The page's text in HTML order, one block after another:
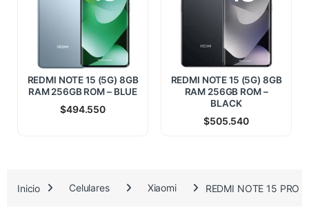
REDMI NOTE 15 (5G) 8GB
RAM 256GB ROM – BLUE
$494.550
REDMI NOTE 15 (5G) 8GB
RAM 256GB ROM –
BLACK
$505.540
Inicio Celulares Xiaomi REDMI NOTE 15 PRO